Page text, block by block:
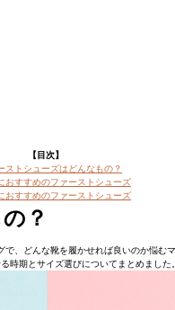
【目次】
ストシューズはどんなもの？
おすすめのファーストシューズ
おすすめのファーストシューズ
？
、どんな靴を履かせれば良いのか悩む
時期とサイズ選びについてまとめました。